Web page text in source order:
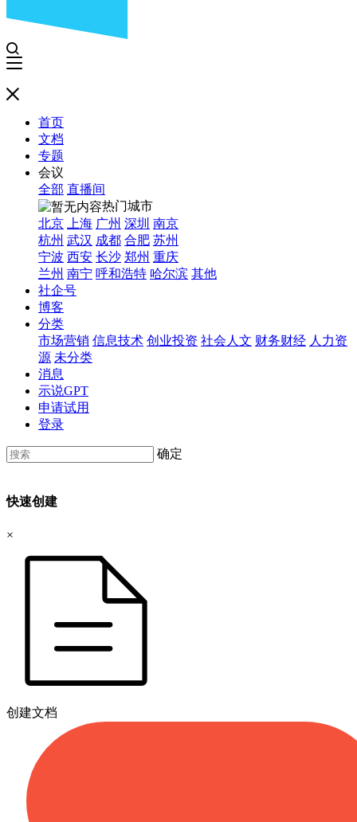
首页
文档
专题
会议
全部 直播间
热门城市
北京
上海 广州 深圳 南京
杭州 武汉 成都 合肥 苏州
宁波 西安 长沙 郑州 重庆
兰州 南宁 呼和浩特 哈尔滨 其他
社企号
博客
分类
市场营销 信息技术 创业投资 社会人文 财务财经 人力资
源 未分类
消息
示说GPT
申请试用
登录
确定
快速创建
×
创建文档